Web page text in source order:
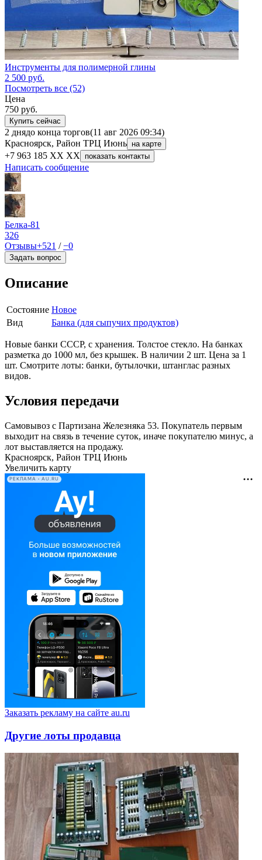
Инструменты для полимерной глины
2 500 руб.
Посмотреть все (52)
Цена
750 руб.
Купить сейчас
2 днядо конца торгов(11 авг 2026 09:34)
Красноярск, Район ТРЦ Июнь на карте
+7 963 185 XX XX показать контакты
Написать сообщение
Белка-81
326
Отзывы+521 /−0
Задать вопрос
Описание
Состояние Новое
Вид
Банка (для сыпучих продуктов)
Новые банки СССР, с хранения. Толстое стекло. На банках
разметка до 1000 мл, без крышек. В наличии 2 шт. Цена за 1
шт. Смотрите лоты: банки, бутылочки, штанглас разных
видов.
Условия передачи
Самовывоз с Партизана Железняка 53. Покупатель первым
выходит на связь в течение суток, иначе покупателю минус, а
лот выставляется на продажу.
Красноярск, Район ТРЦ Июнь
Увеличить карту
РЕКЛАМА • AU.RU
Заказать рекламу на сайте au.ru
Другие лоты продавца